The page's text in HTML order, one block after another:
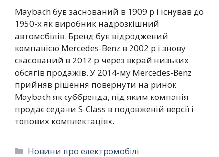
Maybach був заснований в 1909 р і існував до
1950-х як виробник надрозкішний
автомобілів. Бренд був відроджений
компанією Mercedes-Benz в 2002 р і знову
скасований в 2012 р через вкрай низьких
обсягів продажів. У 2014-му Mercedes-Benz
прийняв рішення повернути на ринок
Maybach як суббренда, під яким компанія
продає седани S-Сlass в подовженій версії і
топових комплектаціях.
Категорії
Новини про електромобілі